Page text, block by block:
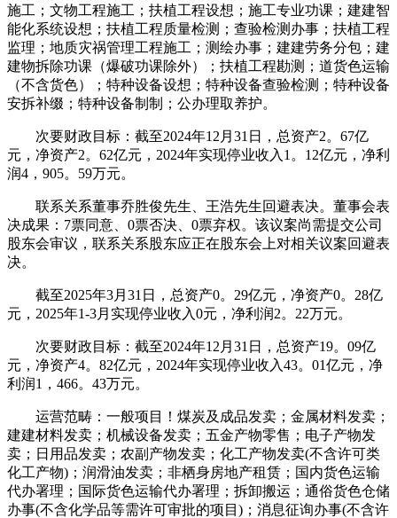
施工；文物工程施工；扶植工程设想；施工专业功课；建建智
能化系统设想；扶植工程质量检测；查验检测办事；扶植工程
监理；地质灾祸管理工程施工；测绘办事；建建劳务分包；建
建物拆除功课（爆破功课除外）；扶植工程勘测；道货色运输
（不含货色）；特种设备设想；特种设备查验检测；特种设备
安拆补缀；特种设备制制；公办理取养护。
次要财政目标：截至2024年12月31日，总资产2。67亿
元，净资产2。62亿元，2024年实现停业收入1。12亿元，净利
润4，905。59万元。
联系关系董事乔胜俊先生、王浩先生回避表决。董事会表
决成果：7票同意、0票否决、0票弃权。该议案尚需提交公司
股东会审议，联系关系股东应正在股东会上对相关议案回避表
决。
截至2025年3月31日，总资产0。29亿元，净资产0。28亿
元，2025年1-3月实现停业收入0元，净利润2。22万元。
次要财政目标：截至2024年12月31日，总资产19。09亿
元，净资产4。82亿元，2024年实现停业收入43。01亿元，净
利润1，466。43万元。
运营范畴：一般项目！煤炭及成品发卖；金属材料发卖；
建建材料发卖；机械设备发卖；五金产物零售；电子产物发
卖；日用品发卖；农副产物发卖；化工产物发卖(不含许可类
化工产物)；润滑油发卖；非栖身房地产租赁；国内货色运输
代办署理；国际货色运输代办署理；拆卸搬运；通俗货色仓储
办事(不含化学品等需许可审批的项目)；消息征询办事(不含许